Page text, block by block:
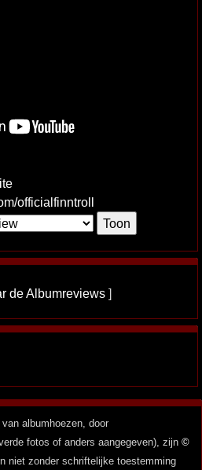
officialfinntroll
de Albumreviews ]
albumhoezen, door
fotos of anders aangegeven), zijn ©
niet zonder schriftelijke toestemming